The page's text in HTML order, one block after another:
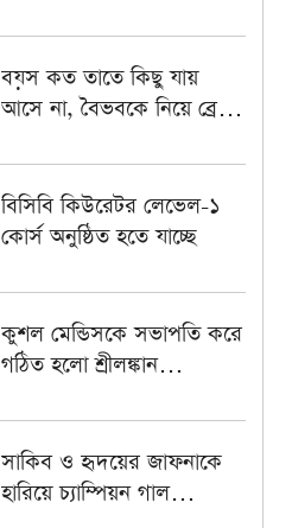
বয়স কত তাতে কিছু যায়
আসে না, বৈভবকে নিয়ে ব্রেট
বিসিবি কিউরেটর লেভেল-১
কোর্স অনুষ্ঠিত হতে যাচ্ছে
কুশল মেন্ডিসকে সভাপতি করে
গঠিত হলো শ্রীলঙ্কান
অ্যাসোসিয়েশন
সাকিব ও হৃদয়ের জাফনাকে
হারিয়ে চ্যাম্পিয়ন গাল